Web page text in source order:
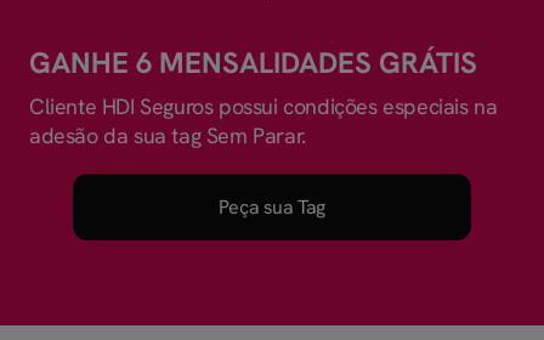
GANHE 6 MENSALIDADES GRÁTIS
Cliente HDI Seguros possui condições especiais na
adesão da sua tag Sem Parar.
Peça sua Tag